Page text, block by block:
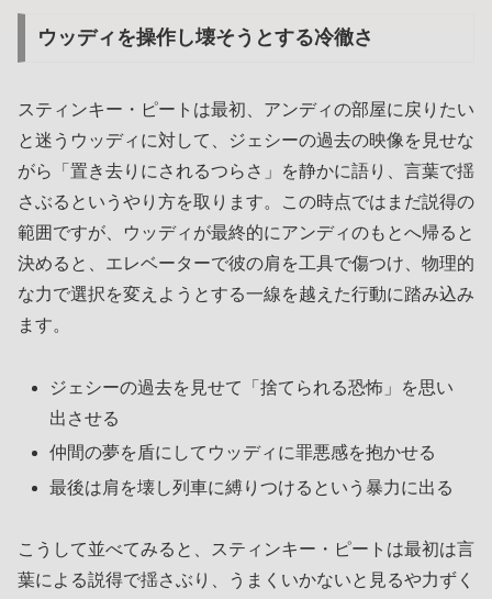
ウッディを操作し壊そうとする冷徹さ
スティンキー・ピートは最初、アンディの部屋に戻りたい
と迷うウッディに対して、ジェシーの過去の映像を見せな
がら「置き去りにされるつらさ」を静かに語り、言葉で揺
さぶるというやり方を取ります。この時点ではまだ説得の
範囲ですが、ウッディが最終的にアンディのもとへ帰ると
決めると、エレベーターで彼の肩を工具で傷つけ、物理的
な力で選択を変えようとする一線を越えた行動に踏み込み
ます。
ジェシーの過去を見せて「捨てられる恐怖」を思い
出させる
仲間の夢を盾にしてウッディに罪悪感を抱かせる
最後は肩を壊し列車に縛りつけるという暴力に出る
こうして並べてみると、スティンキー・ピートは最初は言
葉による説得で揺さぶり、うまくいかないと見るや力ずく